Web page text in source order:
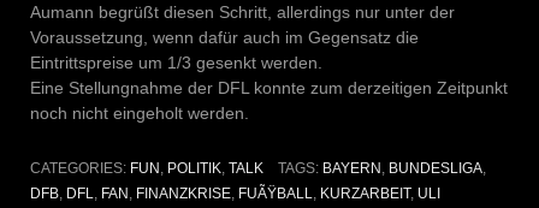
Aumann begrüßt diesen Schritt, allerdings nur unter der
Voraussetzung, wenn dafür auch im Gegensatz die
Eintrittspreise um 1/3 gesenkt werden.
Eine Stellungnahme der DFL konnte zum derzeitigen Zeitpunkt
noch nicht eingeholt werden.
CATEGORIES: FUN POLITIK TALK TAGS: BAYERN BUNDESLIGA,
DFB DFL FAN FINANZKRISE FUÃŸBALL KURZARBEIT, ULI